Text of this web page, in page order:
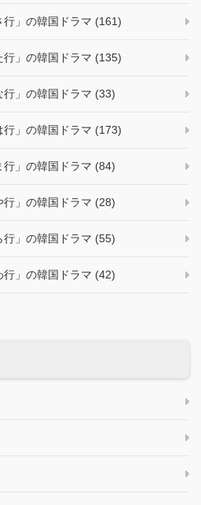
行」の韓国ドラマ (161)
行」の韓国ドラマ (135)
行」の韓国ドラマ (33)
行」の韓国ドラマ (173)
行」の韓国ドラマ (84)
行」の韓国ドラマ (28)
行」の韓国ドラマ (55)
行」の韓国ドラマ (42)